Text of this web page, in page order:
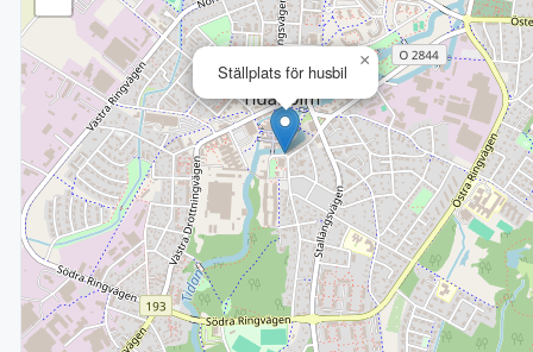
Ställplats för husbil
×